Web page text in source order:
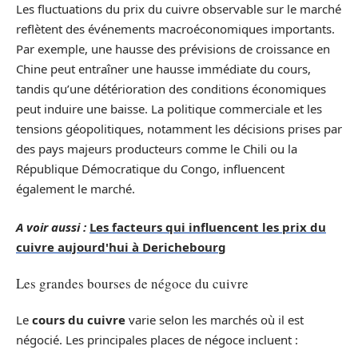
Les fluctuations du prix du cuivre observable sur le marché
reflètent des événements macroéconomiques importants.
Par exemple, une hausse des prévisions de croissance en
Chine peut entraîner une hausse immédiate du cours,
tandis qu’une détérioration des conditions économiques
peut induire une baisse. La politique commerciale et les
tensions géopolitiques, notamment les décisions prises par
des pays majeurs producteurs comme le Chili ou la
République Démocratique du Congo, influencent
également le marché.
A voir aussi : Les facteurs qui influencent les prix du
cuivre aujourd'hui à Derichebourg
Les grandes bourses de négoce du cuivre
Le cours du cuivre varie selon les marchés où il est
négocié. Les principales places de négoce incluent :